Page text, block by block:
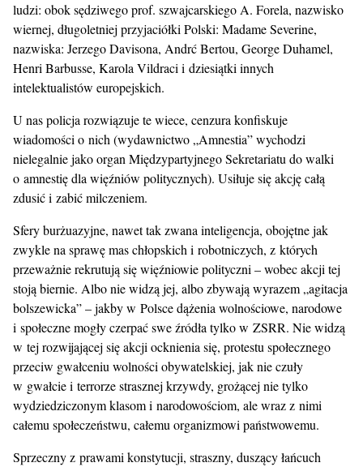
ludzi: obok sędziwego prof. szwajcarskiego A. Forela, nazwisko
wiernej, długoletniej przyjaciółki Polski: Madame Severine,
nazwiska: Jerzego Davisona, Andrć Bertou, George Duhamel,
Henri Barbusse, Karola Vildraci i dziesiątki innych
intelektualistów europejskich.
U nas policja rozwiązuje te wiece, cenzura konfiskuje
wiadomości o nich (wydawnictwo „Amnestia” wychodzi
nielegalnie jako organ Międzypartyjnego Sekretariatu do walki
o amnestię dla więźniów politycznych). Usiłuje się akcję całą
zdusić i zabić milczeniem.
Sfery burżuazyjne, nawet tak zwana inteligencja, obojętne jak
zwykle na sprawę mas chłopskich i robotniczych, z których
przeważnie rekrutują się więźniowie polityczni – wobec akcji tej
stoją biernie. Albo nie widzą jej, albo zbywają wyrazem „agitacja
bolszewicka” – jakby w Polsce dążenia wolnościowe, narodowe
i społeczne mogły czerpać swe źródła tylko w ZSRR. Nie widzą
w tej rozwijającej się akcji ocknienia się, protestu społecznego
przeciw gwałceniu wolności obywatelskiej, jak nie czuły
w gwałcie i terrorze strasznej krzywdy, grożącej nie tylko
wydziedziczonym klasom i narodowościom, ale wraz z nimi
całemu społeczeństwu, całemu organizmowi państwowemu.
Sprzeczny z prawami konstytucji, straszny, duszący łańcuch